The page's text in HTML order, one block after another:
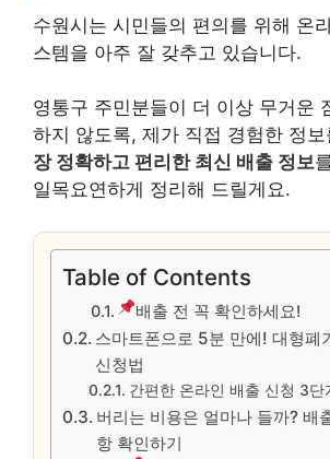
수원시는 시민들의 편의를 위해 온
스템을 아주 잘 갖추고 있습니다.
영통구 주민분들이 더 이상 무거운
하지 않도록, 제가 직접 경험한 정
장 정확하고 편리한 최신 배출 정보
일목요연하게 정리해 드릴게요.
Table of Contents
배출 전 꼭 확인하세요!
스마트폰으로 5분 만에! 대형폐
신청법
간편한 온라인 배출 신청 3단
버리는 비용은 얼마나 들까? 배
항 확인하기